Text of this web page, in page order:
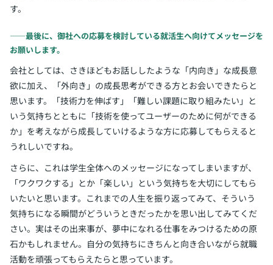
す。
――最後に、御社への応募を検討している就活生へ向けてメッセージを
お願いします。
会社としては、さきほどもお話ししたような「内向き」な成長意
欲に加え、「外向き」の成長思考ができる方とお会いできたらと
思います。「技術力を伸ばす」「難しい課題に取り組みたい」と
いう気持ちとともに「技術を使ってユーザーのために何ができる
か」を考えながら成長していけるような方に応募してもらえると
うれしいですね。
さらに、これは学生全体へのメッセージになってしまいますが、
「ワクワクする」とか「楽しい」という気持ちを大切にしてもら
いたいと思います。これまでの人生を振り返ってみて、そういう
気持ちになる瞬間がどういうときだったかを思い出してみてくだ
さい。実はその出来事が、夢中になれる仕事をみつけるための原
石かもしれません。自分の気持ちにきちんと向き合いながら就職
活動を頑張ってもらえたらと思っています。